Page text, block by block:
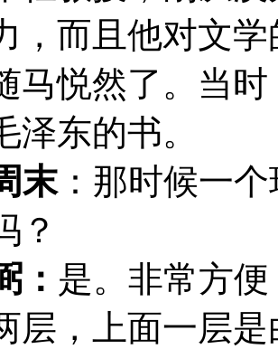
，而且他对文
马悦然了。当
泽东的书。
末： 那时候一
？
： 是。非常方
层，上面一层